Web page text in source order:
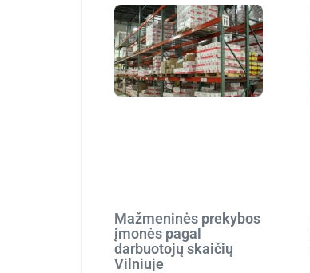
Mažmeninės prekybos
įmonės pagal
darbuotojų skaičių
Vilniuje